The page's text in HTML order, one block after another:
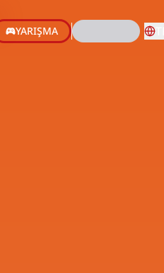
YARIŞMA